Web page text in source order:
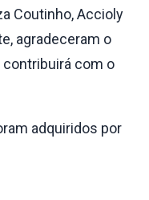
Coutinho, Accioly
agradeceram o
contribuirá com o
adquiridos por